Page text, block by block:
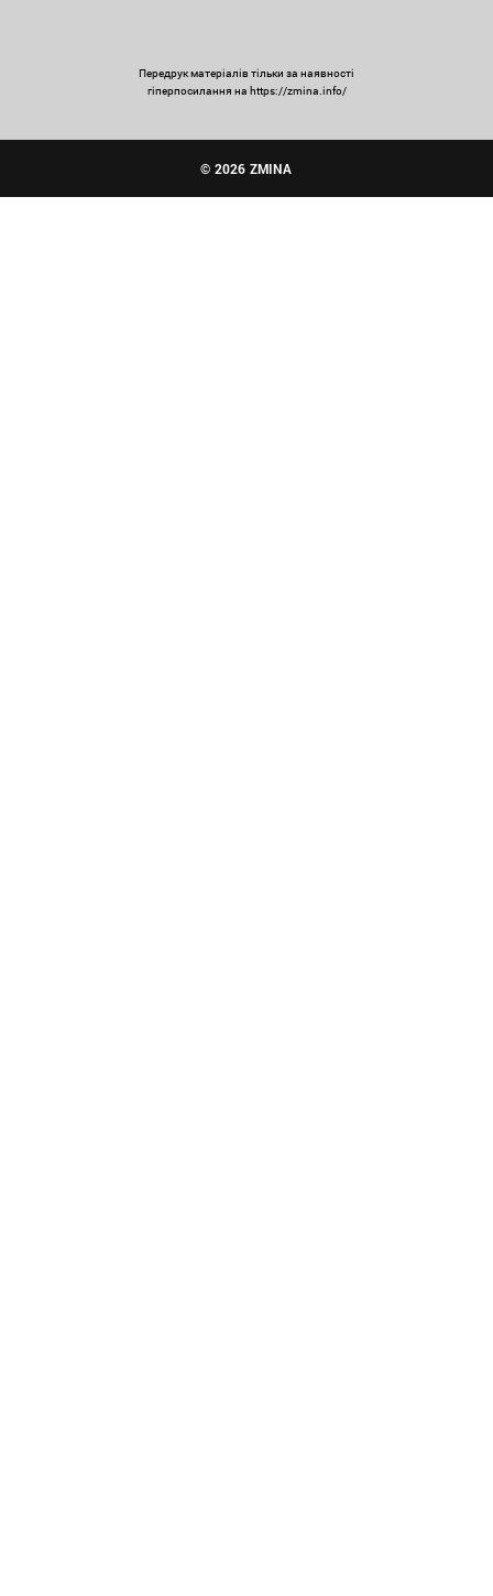
Передрук матеріалів тільки за наявності
гіперпосилання на https://zmina.info/
© 2026 ZMINA